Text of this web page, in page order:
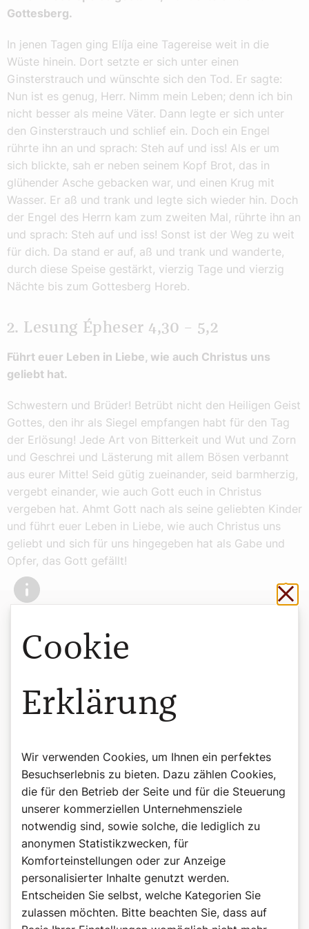
Gottesberg.
In jenen Tagen ging Elíja eine Tagereise weit in die
Wüste hinein. Dort setzte er sich unter einen
Ginsterstrauch und wünschte sich den Tod. Er sagte:
Nun ist es genug, Herr. Nimm mein Leben; denn ich bin
nicht besser als meine Väter. Dann legte er sich unter
den Ginsterstrauch und schlief ein. Doch ein Engel
rührte ihn an und sprach: Steh auf und iss! Als er um
sich blickte, sah er neben seinem Kopf Brot, das in
glühender Asche gebacken war, und einen Krug mit
Wasser. Er aß und trank und legte sich wieder hin. Doch
der Engel des Herrn kam zum zweiten Mal, rührte ihn an
und sprach: Steh auf und iss! Sonst ist der Weg zu weit
für dich. Da stand er auf, aß und trank und wanderte,
durch diese Speise gestärkt, vierzig Tage und vierzig
Nächte bis zum Gottesberg Horeb.
2. Lesung Épheser 4,30 – 5,2
Führt euer Leben in Liebe, wie auch Christus uns
geliebt hat.
Schwestern und Brüder! Betrübt nicht den Heiligen Geist
Gottes, den ihr als Siegel empfangen habt für den Tag
der Erlösung! Jede Art von Bitterkeit und Wut und Zorn
und Geschrei und Lästerung mit allem Bösen verbannt
aus eurer Mitte! Seid gütig zueinander, seid barmherzig,
vergebt einander, wie auch Gott euch in Christus
vergeben hat. Ahmt Gott nach als seine geliebten Kinder
und führt euer Leben in Liebe, wie auch Christus uns
geliebt und sich für uns hingegeben hat als Gabe und
Opfer, das Gott gefällt!
Psalm 34,2–3.4–5.6–7.8–9
immer sei sein Lob in meinem Mund.
Meine Seele rühme sich des Herrn;
die Armen sollen es hören und sich freuen.
lasst uns gemeinsam seinen Namen erheben!
Ich suchte den Herrn und er gab mir Antwort,
er hat mich all meinen Ängsten entrissen.
Die auf ihn blickten, werden strahlen,
nie soll ihr Angesicht vor Scham erröten.
Da rief ein Armer und der Herr erhörte ihn
und half ihm aus all seinen Nöten.
Der Engel des Herrn umschirmt, die ihn fürchten,
und er befreit sie.
Cookie
Erklärung
Wir verwenden Cookies, um Ihnen ein perfektes
Besuchserlebnis zu bieten. Dazu zählen Cookies,
die für den Betrieb der Seite und für die Steuerung
unserer kommerziellen Unternehmensziele
notwendig sind, sowie solche, die lediglich zu
anonymen Statistikzwecken, für
Komforteinstellungen oder zur Anzeige
personalisierter Inhalte genutzt werden.
Entscheiden Sie selbst, welche Kategorien Sie
zulassen möchten. Bitte beachten Sie, dass auf